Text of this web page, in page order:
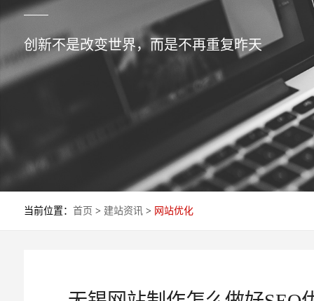
创新不是改变世界，而是不再重复昨天
当前位置： 首页 > 建站资讯> 网站优化